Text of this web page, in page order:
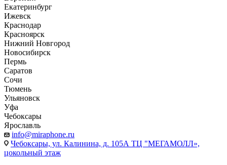
Екатеринбург
Ижевск
Краснодар
Красноярск
Нижний Новгород
Новосибирск
Пермь
Саратов
Сочи
Тюмень
Ульяновск
Уфа
Чебоксары
Ярославль
info@miraphone.ru
Чебоксары, ул. Калинина, д. 105А ТЦ "МЕГАМОЛЛ»,
цокольный этаж